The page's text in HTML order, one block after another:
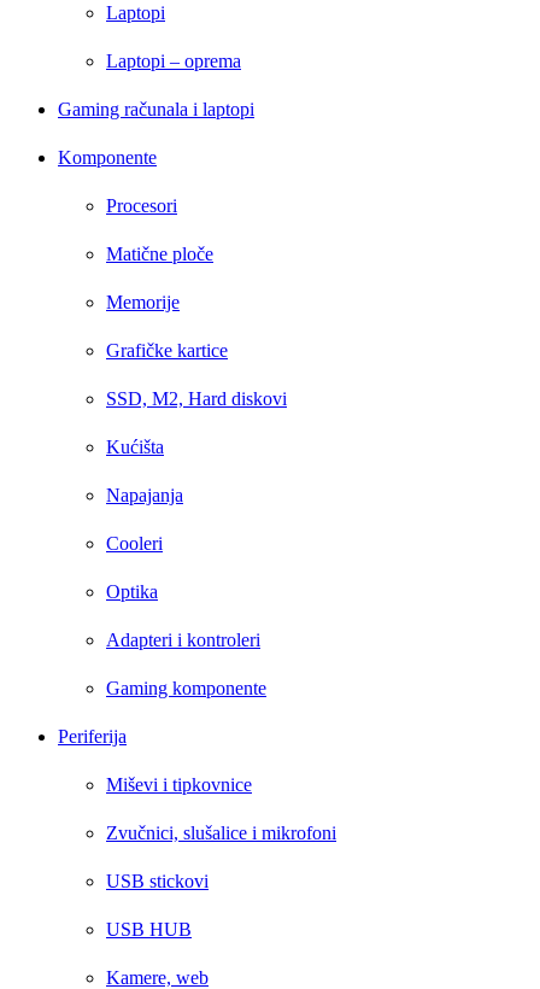
Laptopi
Laptopi – oprema
Gaming računala i laptopi
Komponente
Procesori
Matične ploče
Memorije
Grafičke kartice
SSD, M2, Hard diskovi
Kućišta
Napajanja
Cooleri
Optika
Adapteri i kontroleri
Gaming komponente
Periferija
Miševi i tipkovnice
Zvučnici, slušalice i mikrofoni
USB stickovi
USB HUB
Kamere, web